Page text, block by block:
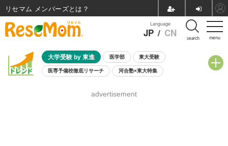
menu
Language
JP / CN search
大学受験 by 東進 医学部 東大受験
医専予備校徹底リサーチ 河合塾×東大特集
8月開催学校説明会・相談会
advertisement
リセマム メンバーズ